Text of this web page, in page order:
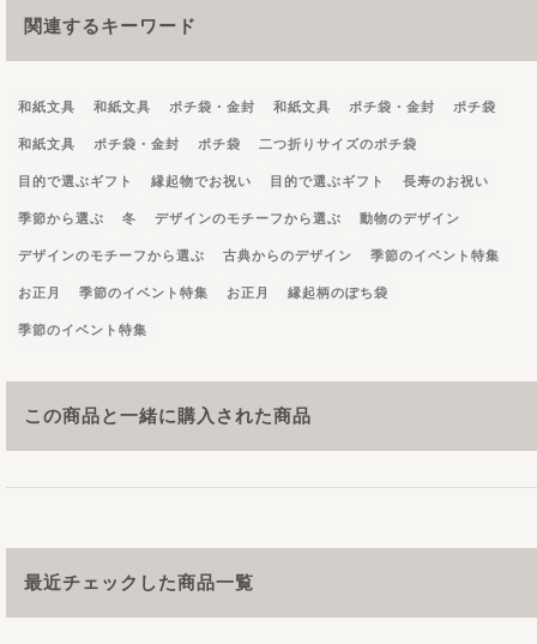
関連するキーワード
和紙文具 和紙文具 ポチ袋・金封 和紙文具 ポチ袋・金封 ポチ袋
和紙文具 ポチ袋・金封 ポチ袋 二つ折りサイズのポチ袋
目的で選ぶギフト 縁起物でお祝い 目的で選ぶギフト 長寿のお祝い
季節から選ぶ 冬 デザインのモチーフから選ぶ 動物のデザイン
デザインのモチーフから選ぶ 古典からのデザイン 季節のイベント特集
お正月 季節のイベント特集 お正月 縁起柄のぽち袋
季節のイベント特集
この商品と一緒に購入された商品
最近チェックした商品一覧